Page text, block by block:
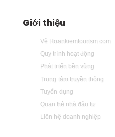
Giới thiệu
Về Hoankiemtourism.com
Quy trình hoạt động
Phát triển bền vững
Trung tâm truyền thông
Tuyển dụng
Quan hệ nhà đầu tư
Liên hệ doanh nghiệp